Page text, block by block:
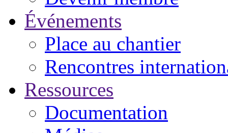
Événements
Place au chantier
Rencontres
Ressources
Documentation